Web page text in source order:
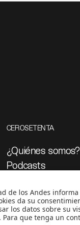
CEROSETENTA
¿Quiénes somos?
Podcasts
Proyectos 070